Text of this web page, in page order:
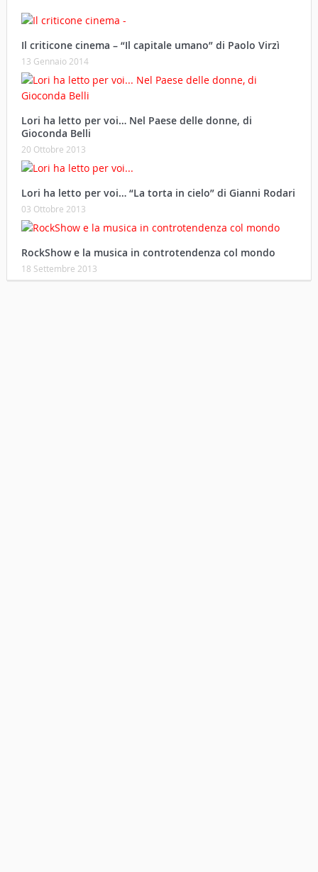
Il criticone cinema – “Il capitale umano” di Paolo Virzì
13 Gennaio 2014
Lori ha letto per voi… Nel Paese delle donne, di
Gioconda Belli
20 Ottobre 2013
Lori ha letto per voi… “La torta in cielo” di Gianni Rodari
03 Ottobre 2013
RockShow e la musica in controtendenza col mondo
18 Settembre 2013